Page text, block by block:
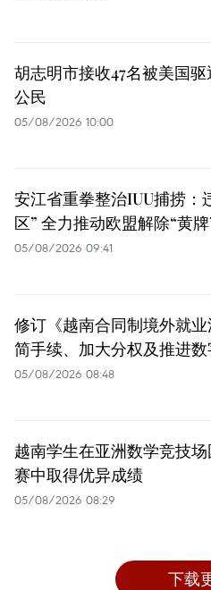
胡志明市接收47名被美国
公民
05/08/2026 10:00
安江省重拳整治IUU捕捞：
区” 全力推动欧盟解除“黄牌
05/08/2026 09:41
修订《越南合同制境外就
简手续、加大分权及推进
05/08/2026 08:48
越南学生在亚洲数学竞技
赛中取得优异成绩
05/08/2026 08:29
下载